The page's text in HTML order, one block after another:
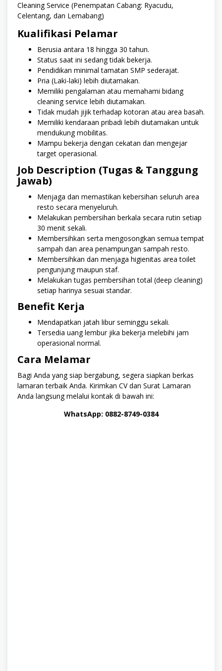
Cleaning Service (Penempatan Cabang: Ryacudu,
Celentang, dan Lemabang)
Kualifikasi Pelamar
Berusia antara 18 hingga 30 tahun.
Status saat ini sedang tidak bekerja.
Pendidikan minimal tamatan SMP sederajat.
Pria (Laki-laki) lebih diutamakan.
Memiliki pengalaman atau memahami bidang
cleaning service lebih diutamakan.
Tidak mudah jijik terhadap kotoran atau area basah.
Memiliki kendaraan pribadi lebih diutamakan untuk
mendukung mobilitas.
Mampu bekerja dengan cekatan dan mengejar
target operasional.
Job Description (Tugas & Tanggung
Jawab)
Menjaga dan memastikan kebersihan seluruh area
resto secara menyeluruh.
Melakukan pembersihan berkala secara rutin setiap
30 menit sekali.
Membersihkan serta mengosongkan semua tempat
sampah dan area penampungan sampah resto.
Membersihkan dan menjaga higienitas area toilet
pengunjung maupun staf.
Melakukan tugas pembersihan total (deep cleaning)
setiap harinya sesuai standar.
Benefit Kerja
Mendapatkan jatah libur seminggu sekali.
Tersedia uang lembur jika bekerja melebihi jam
operasional normal.
Cara Melamar
Bagi Anda yang siap bergabung, segera siapkan berkas
lamaran terbaik Anda. Kirimkan CV dan Surat Lamaran
Anda langsung melalui kontak di bawah ini:
WhatsApp: 0882-8749-0384